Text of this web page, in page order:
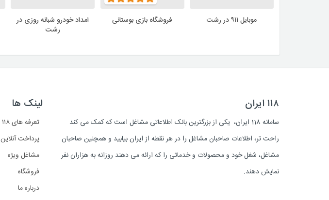
موبایل ۹۱۱ در رشت فروشگاه بازی بوستانی
امداد خودرو شبانه روزی در
رشت
۱۱۸ ایران
سامانه 118 ایران، یکی از بزرگترین بانک اطلاعاتی مشاغل است که کمک می کند
راحت تر، اطلاعات صاحبان مشاغل را در هر نقطه از ایران بیابید و همچنین صاحبان
مشاغل، شغل خود و محصولات و خدماتی را که ارائه می دهند روزانه به هزاران نفر
نمایش دهند.
لینک ها
تعرفه های ۱۱۸ ایران
پرداخت آنلاین
مشاغل ویژه
فروشگاه
درباره ما